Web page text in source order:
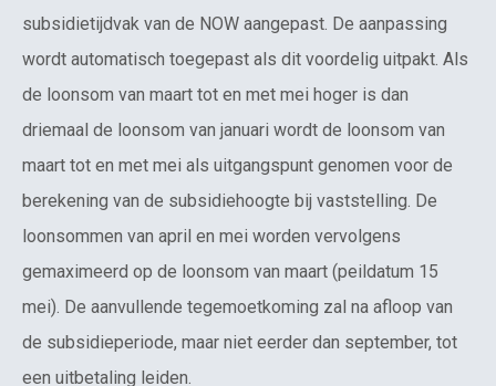
subsidietijdvak van de NOW aangepast. De aanpassing
wordt automatisch toegepast als dit voordelig uitpakt. Als
de loonsom van maart tot en met mei hoger is dan
driemaal de loonsom van januari wordt de loonsom van
maart tot en met mei als uitgangspunt genomen voor de
berekening van de subsidiehoogte bij vaststelling. De
loonsommen van april en mei worden vervolgens
gemaximeerd op de loonsom van maart (peildatum 15
mei). De aanvullende tegemoetkoming zal na afloop van
de subsidieperiode, maar niet eerder dan september, tot
een uitbetaling leiden.